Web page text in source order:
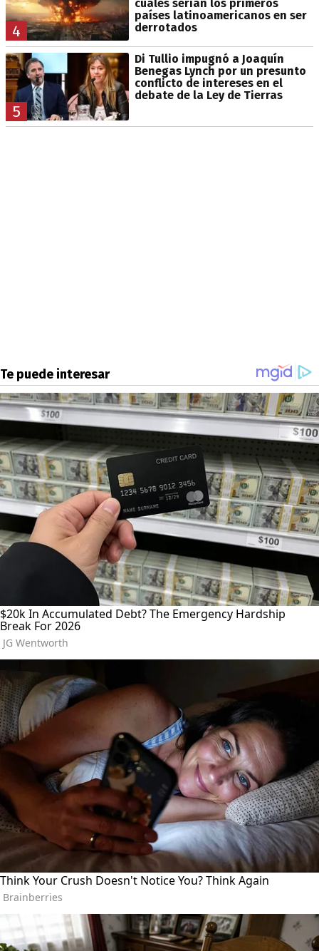
4
cuáles serían los primeros
países latinoamericanos en ser
derrotados
5
Di Tullio impugnó a Joaquín
Benegas Lynch por un presunto
conflicto de intereses en el
debate de la Ley de Tierras